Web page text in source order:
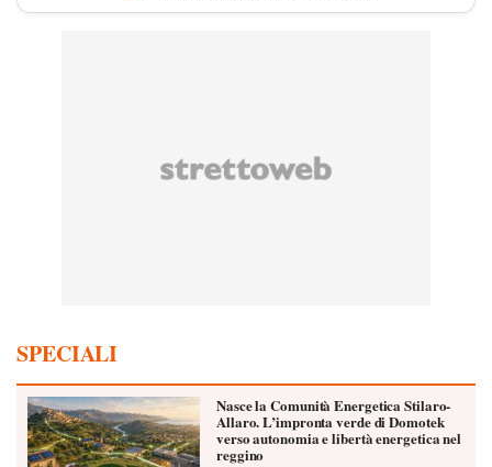
SPECIALI
Nasce la Comunità Energetica Stilaro-
Allaro. L’impronta verde di Domotek
verso autonomia e libertà energetica nel
reggino